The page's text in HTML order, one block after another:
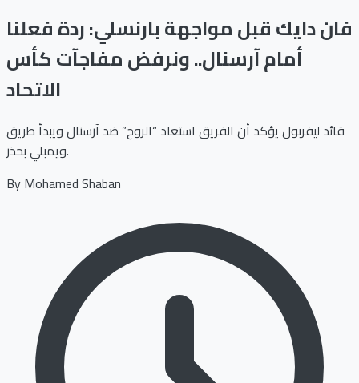
فان دايك قبل مواجهة بارنسلي: ردة فعلنا
أمام آرسنال.. ونرفض مفاجآت كأس
الاتحاد
قائد ليفربول يؤكد أن الفريق استعاد “الروح” ضد آرسنال ويبدأ طريق
ويمبلي بحذر.
ByMohamed Shaban